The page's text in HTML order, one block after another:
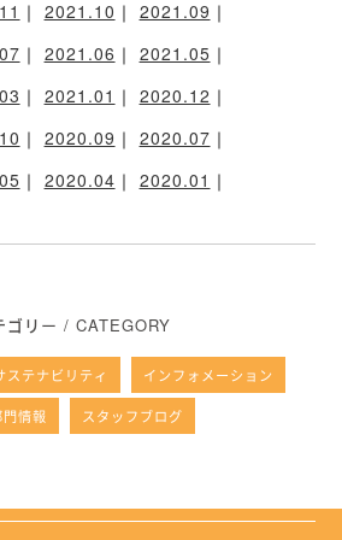
2021.10
2021.09
2021.06
2021.05
2021.01
2020.12
2020.09
2020.07
2020.04 2020.01
ゴリー / CATEGORY
ステナビリティ インフォメーション
情報 スタッフブログ